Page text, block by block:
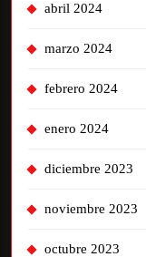
abril 2024
marzo 2024
febrero 2024
enero 2024
diciembre 2023
noviembre 2023
octubre 2023